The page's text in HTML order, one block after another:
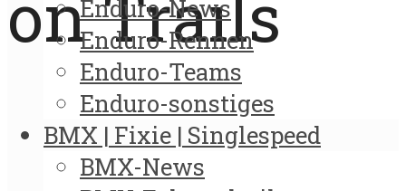
Enduro-News
Enduro-Rennen
Enduro-Teams
Enduro-sonstiges
BMX | Fixie | Singlespeed
BMX-News